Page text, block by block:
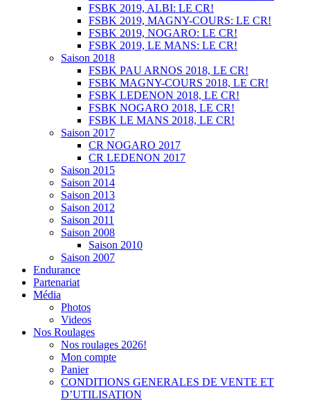
FSBK 2019, ALBI: LE CR!
FSBK 2019, MAGNY-COURS: LE CR!
FSBK 2019, NOGARO: LE CR!
FSBK 2019, LE MANS: LE CR!
Saison 2018
FSBK PAU ARNOS 2018, LE CR!
FSBK MAGNY-COURS 2018, LE CR!
FSBK LEDENON 2018, LE CR!
FSBK NOGARO 2018, LE CR!
FSBK LE MANS 2018, LE CR!
Saison 2017
CR NOGARO 2017
CR LEDENON 2017
Saison 2015
Saison 2014
Saison 2013
Saison 2012
Saison 2011
Saison 2008
Saison 2010
Saison 2007
Endurance
Partenariat
Média
Photos
Videos
Nos Roulages
Nos roulages 2026!
Mon compte
Panier
CONDITIONS GENERALES DE VENTE ET
D’UTILISATION